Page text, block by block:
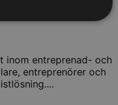
inom entreprenad- och
entreprenörer och